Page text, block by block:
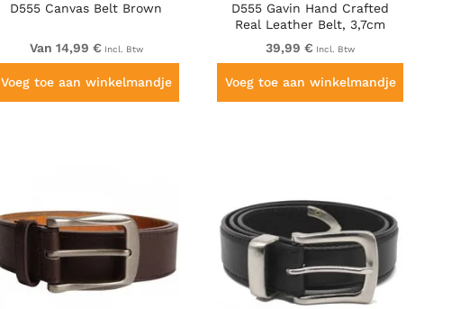
D555 Canvas Belt Brown
Van 14,99 € Incl. Btw
Voeg toe aan winkelmandje
D555 Gavin Hand Crafted
Real Leather Belt, 3,7cm
39,99 € Incl. Btw
Voeg toe aan winkelmandje